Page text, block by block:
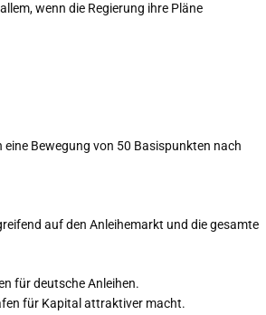
wenn die Regierung ihre Pläne
Bewegung von 50 Basispunkten nach
auf den Anleihemarkt und die gesamte
für deutsche Anleihen.
für Kapital attraktiver macht.